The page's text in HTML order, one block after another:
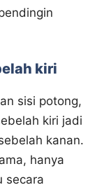
kiri
sisi potong,
kiri jadi
kanan.
hanya
secara